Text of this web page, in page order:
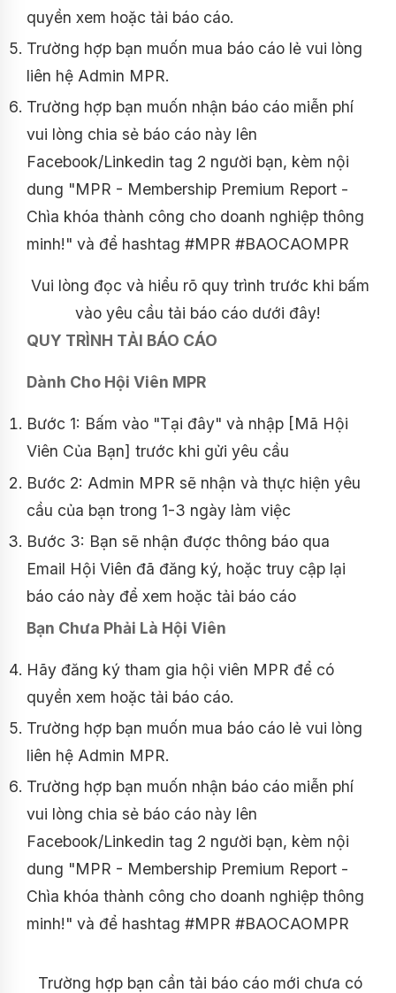
quyền xem hoặc tải báo cáo.
Trường hợp bạn muốn mua báo cáo lẻ vui lòng
liên hệ Admin MPR.
Trường hợp bạn muốn nhận báo cáo miễn phí
vui lòng chia sẻ báo cáo này lên
Facebook/Linkedin tag 2 người bạn, kèm nội
dung "MPR - Membership Premium Report -
Chìa khóa thành công cho doanh nghiệp thông
minh!" và để hashtag #MPR #BAOCAOMPR
Vui lòng đọc và hiểu rõ quy trình trước khi bấm
vào yêu cầu tải báo cáo dưới đây!
QUY TRÌNH TẢI BÁO CÁO
Dành Cho Hội Viên MPR
Bước 1: Bấm vào "Tại đây" và nhập [Mã Hội
Viên Của Bạn] trước khi gửi yêu cầu
Bước 2: Admin MPR sẽ nhận và thực hiện yêu
cầu của bạn trong 1-3 ngày làm việc
Bước 3: Bạn sẽ nhận được thông báo qua
Email Hội Viên đã đăng ký, hoặc truy cập lại
báo cáo này để xem hoặc tải báo cáo
Bạn Chưa Phải Là Hội Viên
Hãy đăng ký tham gia hội viên MPR để có
quyền xem hoặc tải báo cáo.
Trường hợp bạn muốn mua báo cáo lẻ vui lòng
liên hệ Admin MPR.
Trường hợp bạn muốn nhận báo cáo miễn phí
vui lòng chia sẻ báo cáo này lên
Facebook/Linkedin tag 2 người bạn, kèm nội
dung "MPR - Membership Premium Report -
Chìa khóa thành công cho doanh nghiệp thông
minh!" và để hashtag #MPR #BAOCAOMPR
Trường hợp bạn cần tải báo cáo mới chưa có